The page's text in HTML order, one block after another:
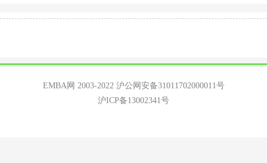
EMBA网 2003-2022 沪公网安备31011702000011号
沪ICP备13002341号